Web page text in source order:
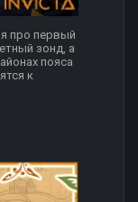
про первый
зонд, а
пояса
к